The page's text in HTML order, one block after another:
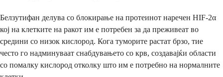
Белзутифан делува со блокирање на протеинот наречен HIF-2α
кој на клетките на ракот им е потребен за да преживеат во
средини со низок кислород. Кога туморите растат брзо, тие
често го надминуваат снабдувањето со крв, создавајќи области
со помалку кислород отколку што им е потребно на нормалните